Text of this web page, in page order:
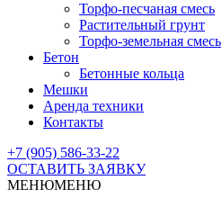
Торфо-песчаная смесь
Растительный грунт
Торфо-земельная смесь
Бетон
Бетонные кольца
Мешки
Аренда техники
Контакты
+7 (905) 586-33-22
ОСТАВИТЬ ЗАЯВКУ
МЕНЮМЕНЮ